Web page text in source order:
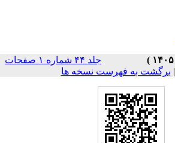
جلد ۴۴ شماره ۱ صفحات
برگشت به فهرست نسخه ها